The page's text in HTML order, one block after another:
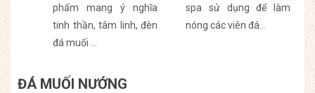
phẩm mang ý nghĩa
tinh thần, tâm linh, đèn
đá muối ...
spa sử dụng để làm
nóng các viên đá…
ĐÁ MUỐI NƯỚNG